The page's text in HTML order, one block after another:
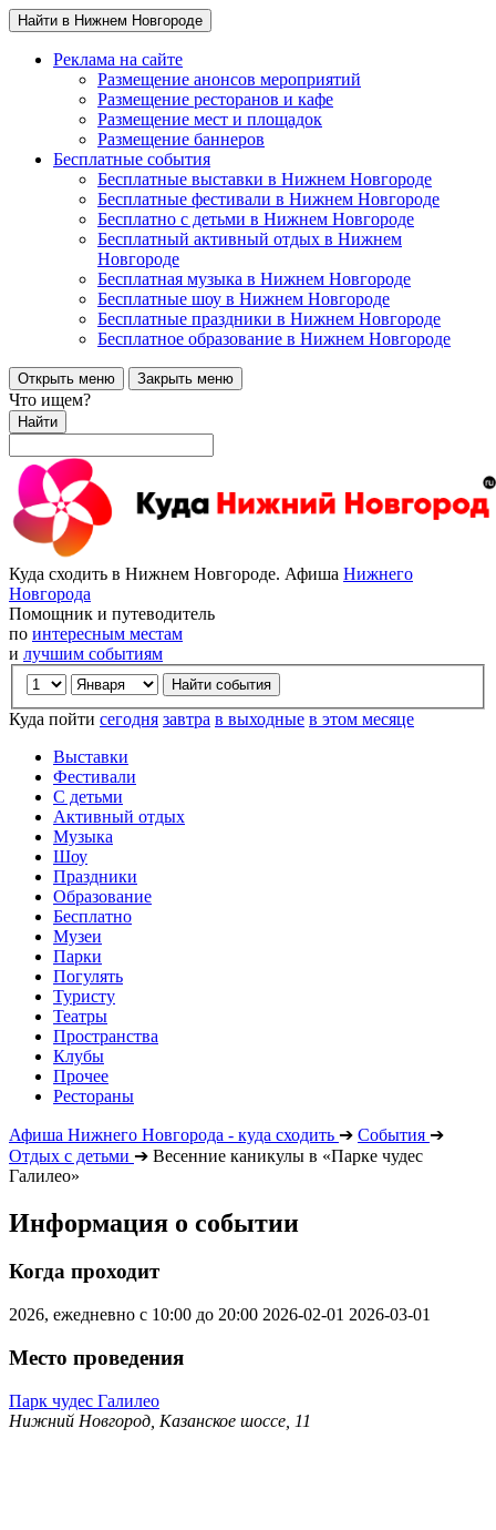
Найти в Нижнем Новгороде
Реклама на сайте
Размещение анонсов мероприятий
Размещение ресторанов и кафе
Размещение мест и площадок
Размещение баннеров
Бесплатные события
Бесплатные выставки в Нижнем Новгороде
Бесплатные фестивали в Нижнем Новгороде
Бесплатно с детьми в Нижнем Новгороде
Бесплатный активный отдых в Нижнем
Новгороде
Бесплатная музыка в Нижнем Новгороде
Бесплатные шоу в Нижнем Новгороде
Бесплатные праздники в Нижнем Новгороде
Бесплатное образование в Нижнем Новгороде
Открыть меню Закрыть меню
Что ищем?
Найти
Куда сходить в Нижнем Новгороде. Афиша Нижнего
Новгорода
Помощник и путеводитель
по интересным местам
и лучшим событиям
Куда пойти сегодня завтра в выходные в этом месяце
Выставки
Фестивали
С детьми
Активный отдых
Музыка
Шоу
Праздники
Образование
Бесплатно
Музеи
Парки
Погулять
Туристу
Театры
Пространства
Клубы
Прочее
Рестораны
Афиша Нижнего Новгорода - куда сходить ➔ События ➔
Отдых с детьми ➔ Весенние каникулы в «Парке чудес
Галилео»
Информация о событии
Когда проходит
2026, ежедневно с 10:00 до 20:00 2026-02-01 2026-03-01
Место проведения
Парк чудес Галилео
Нижний Новгород, Казанское шоссе, 11